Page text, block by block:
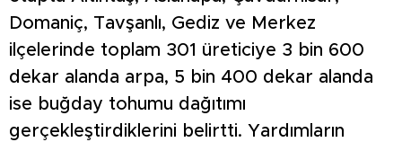
Domaniç, Tavşanlı, Gediz ve Merkez
ilçelerinde toplam 301 üreticiye 3 bin 600
dekar alanda arpa, 5 bin 400 dekar alanda
ise buğday tohumu dağıtımı
gerçekleştirdiklerini belirtti. Yardımların